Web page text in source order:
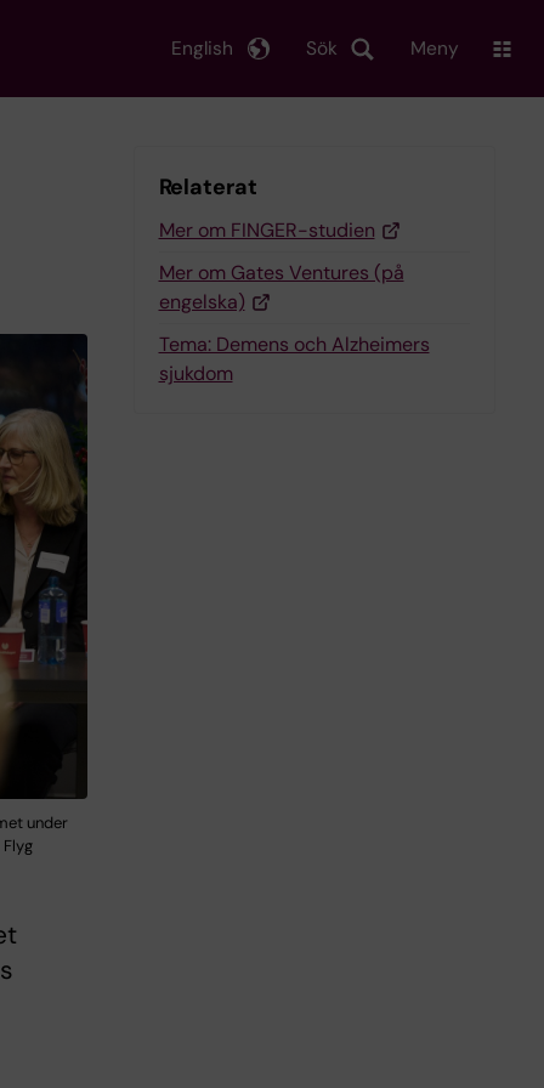
Sök
English Meny
under
Relaterat
Mer om FINGER-studien
Mer om Gates Ventures (på
engelska)
Tema: Demens och Alzheimers
sjukdom